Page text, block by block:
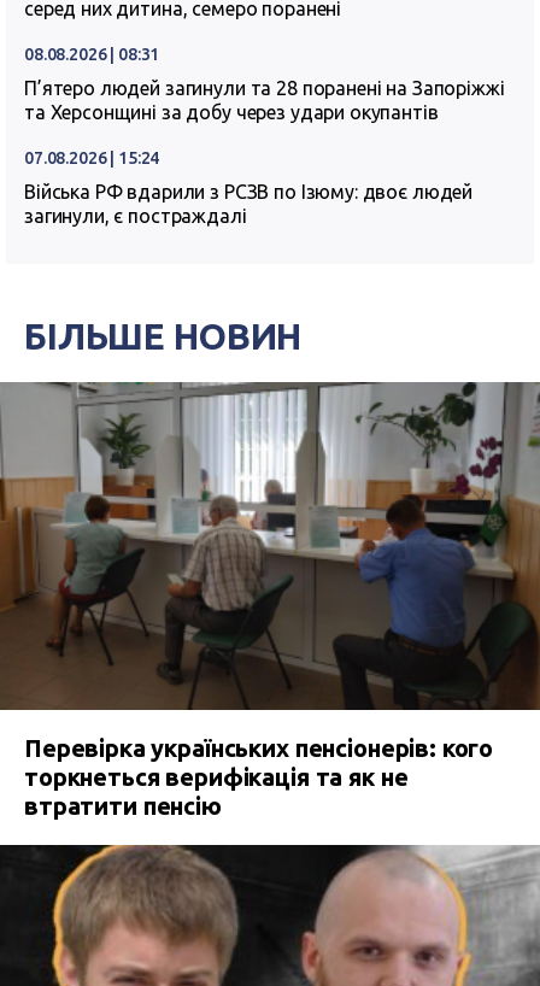
серед них дитина, семеро поранені
08.08.2026 | 08:31
П’ятеро людей загинули та 28 поранені на Запоріжжі
та Херсонщині за добу через удари окупантів
07.08.2026 | 15:24
Війська РФ вдарили з РСЗВ по Ізюму: двоє людей
загинули, є постраждалі
БІЛЬШЕ НОВИН
Перевірка українських пенсіонерів: кого
торкнеться верифікація та як не
втратити пенсію